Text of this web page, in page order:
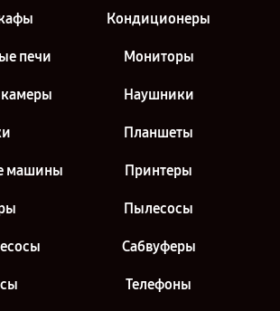
Кондиционеры
печи Мониторы
Наушники
Планшеты
машины Принтеры
Пылесосы
Сабвуферы
Телефоны